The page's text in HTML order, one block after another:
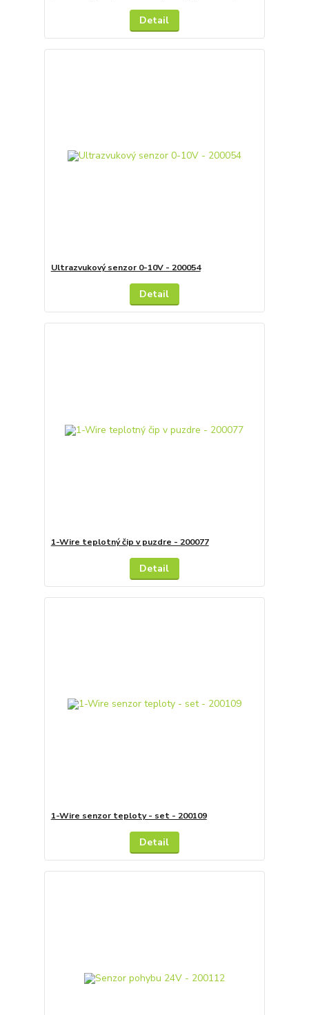
Detail
Ultrazvukový senzor 0-10V - 200054
Detail
1-Wire teplotný čip v puzdre - 200077
Detail
1-Wire senzor teploty - set - 200109
Detail